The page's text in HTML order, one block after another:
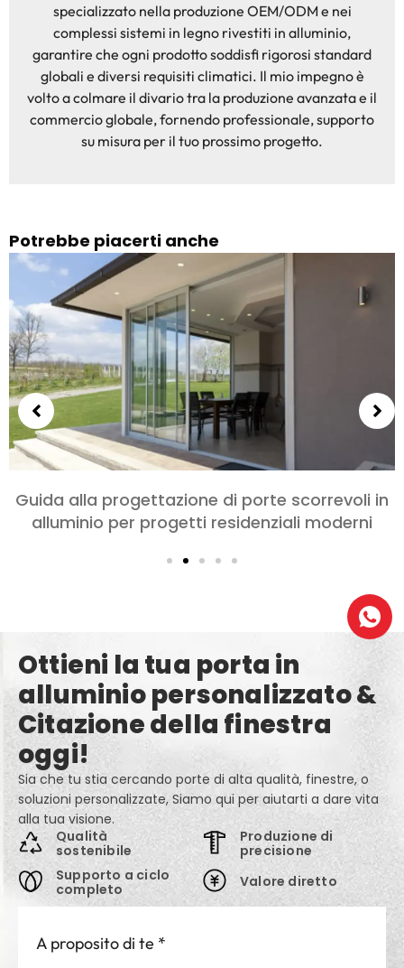
specializzato nella produzione OEM/ODM e nei
complessi sistemi in legno rivestiti in alluminio,
garantire che ogni prodotto soddisfi rigorosi standard
globali e diversi requisiti climatici. Il mio impegno è
volto a colmare il divario tra la produzione avanzata e il
commercio globale, fornendo professionale, supporto
su misura per il tuo prossimo progetto.
Potrebbe piacerti anche
Guida alla progettazione di porte scorrevoli in
alluminio per progetti residenziali moderni
Ottieni la tua porta in
alluminio personalizzato &
Citazione della finestra
oggi!
Sia che tu stia cercando porte di alta qualità, finestre, o
soluzioni personalizzate, Siamo qui per aiutarti a dare vita
alla tua visione.
Qualità
sostenibile
Supporto a ciclo
completo
Produzione di
precisione
Valore diretto
A proposito di te *